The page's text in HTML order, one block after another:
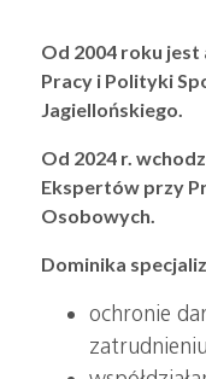
Od 2004 roku
Pracy i Polityki
Jagiellońskiego.
Od 2024 r.
Ekspertów przy
Osobowych.
Dominika
ochronie